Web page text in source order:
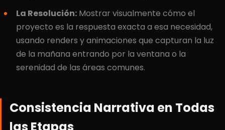
La Resolución: Mostrar visualmente cómo el
proyecto es la respuesta exacta a esa necesidad,
usando renders y animaciones que capturan la luz
de la mañana entrando por la ventana o la
serenidad de las áreas comunes.
Consistencia Narrativa en Todas